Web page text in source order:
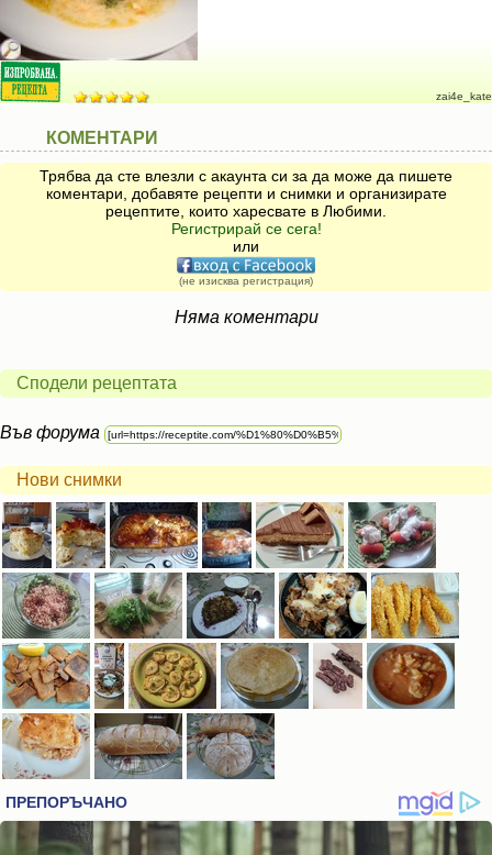
zai4e_kate
КОМЕНТАРИ
Трябва да сте влезли с акаунта си за да може да пишете
коментари, добавяте рецепти и снимки и организирате
рецептите, които харесвате в Любими.
Регистрирай се сега!
или
(не изисква регистрация)
Няма коментари
Сподели рецептата
Във форума
Нови снимки